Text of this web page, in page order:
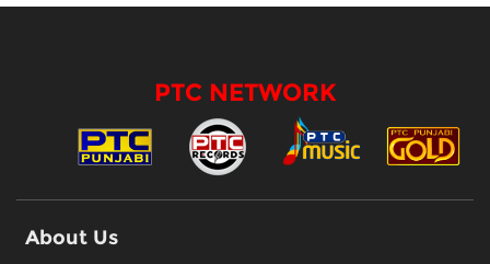
PTC NETWORK
About Us